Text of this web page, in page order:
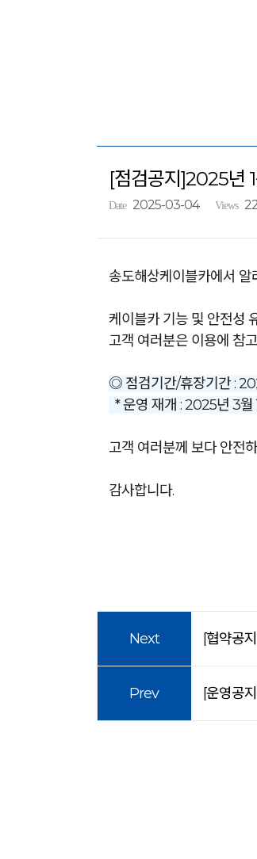
[점검공지]2025년
Date 2025-03-04 Views
송도해상케이블카에서 알
케이블카 기능 및 안전성
고객 여러분은 이용에 참
◎ 점검기간/휴장기간 :
* 운영 재개 : 2025년 3월
고객 여러분께 보다 안전
감사합니다.
Next [협약공
Prev [운영공